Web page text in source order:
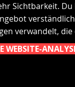
Sichtbarkeit.
verwandelt,
WEBSITE-